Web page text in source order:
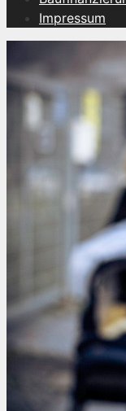
Impressum